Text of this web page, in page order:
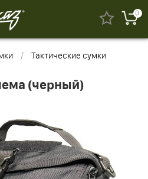
0
Тактические сумки
(черный)